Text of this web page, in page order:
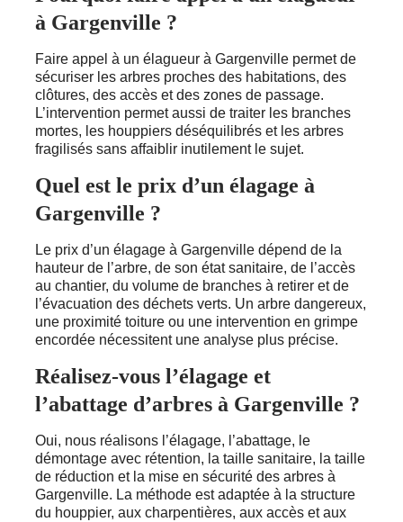
à Gargenville ?
Faire appel à un élagueur à Gargenville permet de
sécuriser les arbres proches des habitations, des
clôtures, des accès et des zones de passage.
L’intervention permet aussi de traiter les branches
mortes, les houppiers déséquilibrés et les arbres
fragilisés sans affaiblir inutilement le sujet.
Quel est le prix d’un élagage à
Gargenville ?
Le prix d’un élagage à Gargenville dépend de la
hauteur de l’arbre, de son état sanitaire, de l’accès
au chantier, du volume de branches à retirer et de
l’évacuation des déchets verts. Un arbre dangereux,
une proximité toiture ou une intervention en grimpe
encordée nécessitent une analyse plus précise.
Réalisez-vous l’élagage et
l’abattage d’arbres à Gargenville ?
Oui, nous réalisons l’élagage, l’abattage, le
démontage avec rétention, la taille sanitaire, la taille
de réduction et la mise en sécurité des arbres à
Gargenville. La méthode est adaptée à la structure
du houppier, aux charpentières, aux accès et aux